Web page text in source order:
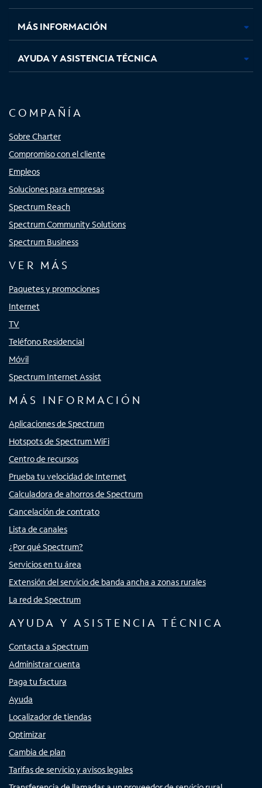
nuevanuevanuevanueva
MÁS INFORMACIÓN
AYUDA Y ASISTENCIA TÉCNICA
COMPAÑÍA
Sobre Charter
Compromiso con el cliente
Empleos
Soluciones para empresas
Spectrum Reach
Spectrum Community Solutions
Spectrum Business
VER MÁS
Paquetes y promociones
Internet
TV
Teléfono Residencial
Móvil
Spectrum Internet Assist
MÁS INFORMACIÓN
Aplicaciones de Spectrum
Hotspots de Spectrum WiFi
Centro de recursos
Prueba tu velocidad de Internet
Calculadora de ahorros de Spectrum
Cancelación de contrato
Lista de canales
¿Por qué Spectrum?
Servicios en tu área
Extensión del servicio de banda ancha a zonas rurales
La red de Spectrum
AYUDA Y ASISTENCIA TÉCNICA
Contacta a Spectrum
Administrar cuenta
Paga tu factura
Ayuda
Localizador de tiendas
Optimizar
Cambia de plan
Tarifas de servicio y avisos legales